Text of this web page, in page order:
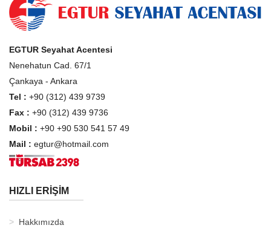
EGTUR Seyahat Acentesi
Nenehatun Cad. 67/1
Çankaya - Ankara
Tel : +90 (312) 439 9739
Fax : +90 (312) 439 9736
Mobil : +90 +90 530 541 57 49
Mail : egtur@hotmail.com
HIZLI ERİŞİM
Hakkımızda